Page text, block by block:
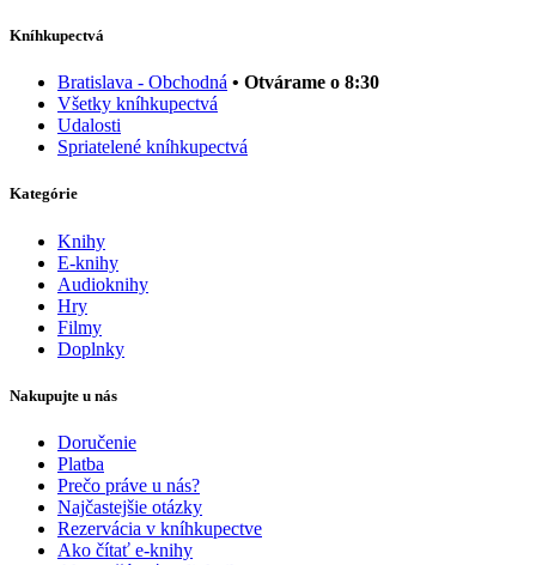
Kníhkupectvá
Bratislava - Obchodná • Otvárame o 8:30
Všetky kníhkupectvá
Udalosti
Spriatelené kníhkupectvá
Kategórie
Knihy
E-knihy
Audioknihy
Hry
Filmy
Doplnky
Nakupujte u nás
Doručenie
Platba
Prečo práve u nás?
Najčastejšie otázky
Rezervácia v kníhkupectve
Ako čítať e-knihy